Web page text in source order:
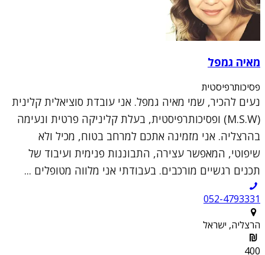
מאיה גמפל
פסיכותרפיסטית
נעים להכיר, שמי מאיה גמפל. אני עובדת סוציאלית קלינית
(M.S.W) ופסיכותרפיסטית, בעלת קליניקה פרטית ונעימה
בהרצליה. אני מזמינה אתכם למרחב בטוח, מכיל ולא
שיפוטי, המאפשר עצירה, התבוננות פנימית ועיבוד של
תכנים רגשיים מורכבים. בעבודתי אני מלווה מטופלים ...
052-4793331
הרצליה, ישראל
400